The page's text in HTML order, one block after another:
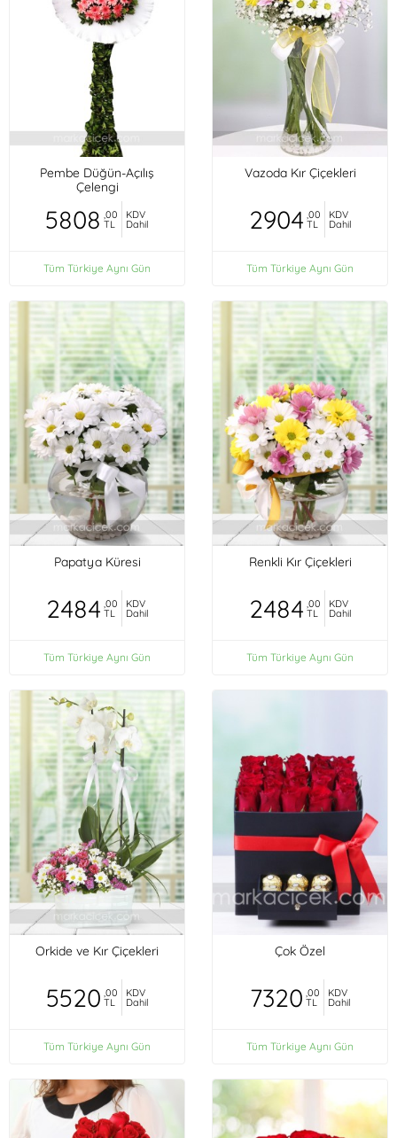
Pembe Düğün-Açılış
Çelengi
5808 ,00
TL
KDV
Dahil
Tüm Türkiye Aynı Gün
Vazoda Kır Çiçekleri
2904 ,00
TL
KDV
Dahil
Tüm Türkiye Aynı Gün
Papatya Küresi
2484 ,00
TL
KDV
Dahil
Tüm Türkiye Aynı Gün
Renkli Kır Çiçekleri
2484 ,00
TL
KDV
Dahil
Tüm Türkiye Aynı Gün
Orkide ve Kır Çiçekleri
5520 ,00
TL
KDV
Dahil
Tüm Türkiye Aynı Gün
Çok Özel
7320 ,00
TL
KDV
Dahil
Tüm Türkiye Aynı Gün